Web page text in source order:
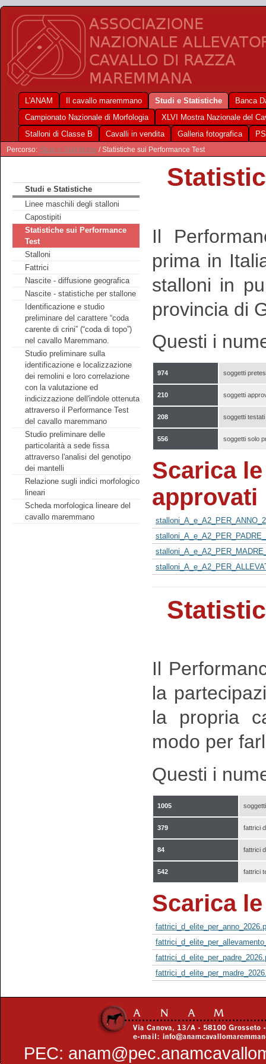
L'ANAM Il cavallo maremmano Studi e Statistiche
Banca
Campionato Nazionale di Morfologia
XLVI Mostra Nazionale del
Stalloni di Classe B
Cavalli in vendita Galleria fotografica
Percorso: Studi e Statistiche / Statistiche sui Performance Test
Studi e Statistiche
Linee maschili degli stalloni
Capostipiti
Statistiche sui Performance
Test
Stalloni
Fattrici
Nascite - diffusione geografica
Nascite - statistiche per stallone
Identificazione e studio
preliminare del carattere “coda
carente di crini” (“coda di topo”)
nel cavallo Maremmano.
Studio preliminare sulla
identificazione e localizzazione
dei remolini e loro correlazione
con la valutazione ed
indicizzazione dell'indole ottenuta
attraverso il Performance Test
del cavallo maremmano
Studio preliminare delle
particolarità a sede fissa
attraverso l'analisi del genotipo
dei mantelli
Relazione sugli indici morfologico
lineari
Scheda morfologica lineare del
cavallo maremmano
Il
prima in
stalloni in
provincia di
Questi i
974 soggetti
210 soggetti
208 soggetti
556 soggetti solo
Scarica
approvati
Il
la
la propria
modo per
Questi i
1005
379 fattrici
84 fattrici
542 fattrici
Scarica
PEC: